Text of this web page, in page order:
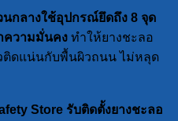
นกลางใช้อุปกรณ์ยึดถึง 8 จุด
วามมั่นคง ทำให้ยางชะลอ
ติดแน่นกับพื้นผิวถนน ไม่หลุด
Store รับติดตั้งยางชะลอ